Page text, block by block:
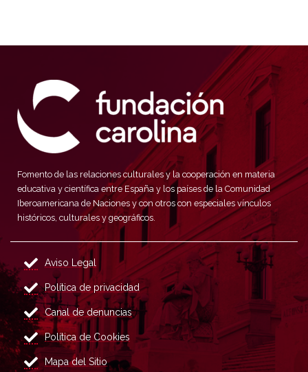
Fomento de las relaciones culturales y la cooperación en materia
educativa y científica entre España y los países de la Comunidad
Iberoamericana de Naciones y con otros con especiales vínculos
históricos, culturales y geográficos.
Aviso Legal
Política de privacidad
Canal de denuncias
Política de Cookies
Mapa del Sitio